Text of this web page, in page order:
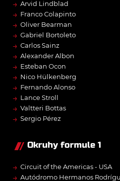
→ Arvid Lindblad
→ Franco Colapinto
→ Oliver Bearman
→ Gabriel Bortoleto
→ Carlos Sainz
→ Alexander Albon
→ Esteban Ocon
→ Nico Hülkenberg
→ Fernando Alonso
→ Lance Stroll
→ Valtteri Bottas
→ Sergio Pérez
Okruhy formule 1
→ Circuit of the Americas - USA
→ Autódromo Hermanos